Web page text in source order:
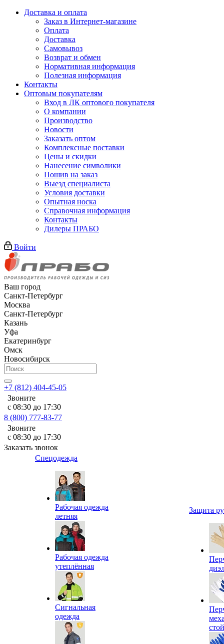
Доставка и оплата
Заказ в Интернет-магазине
Оплата
Доставка
Самовывоз
Возврат и обмен
Нормативная информация
Полезная информация
Контакты
Оптовым покупателям
Вход в ЛК оптового покупателя
О компании
Производство
Новости
Заказать оптом
Комплексные поставки
Цены и скидки
Нанесение символики
Пошив на заказ
Выезд специалиста
Условия доставки
Опытная носка
Справочная информация
Контакты
Дилеры ПРАБО
Войти
Ваш город
Санкт-Петербург
Москва
Санкт-Петербург
Казань
Уфа
Екатеринбург
Омск
Новосибирск
+7 (812) 404-45-05
Звоните
с 08:30 до 17:30
8 (800) 777-83-77
Звоните
с 08:30 до 17:30
Заказать звонок
Спецодежда
Рабочая одежда
летняя
Рабочая одежда
утеплённая
Сигнальная
одежда
Защита